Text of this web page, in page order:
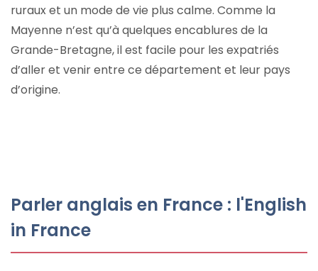
ruraux et un mode de vie plus calme. Comme la
Mayenne n’est qu’à quelques encablures de la
Grande-Bretagne, il est facile pour les expatriés
d’aller et venir entre ce département et leur pays
d’origine.
Parler anglais en France : l'English
in France